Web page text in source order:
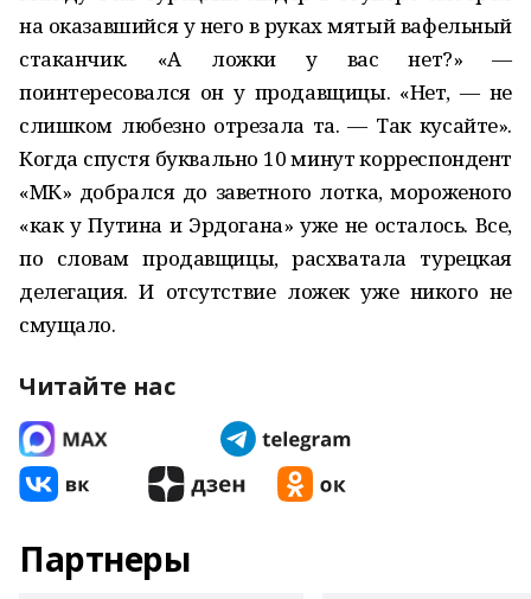
на оказавшийся у него в руках мятый вафельный
стаканчик. «А ложки у вас нет?» —
поинтересовался он у продавщицы. «Нет, — не
слишком любезно отрезала та. — Так кусайте».
Когда спустя буквально 10 минут корреспондент
«МК» добрался до заветного лотка, мороженого
«как у Путина и Эрдогана» уже не осталось. Все,
по словам продавщицы, расхватала турецкая
делегация. И отсутствие ложек уже никого не
смущало.
Читайте нас
Партнеры